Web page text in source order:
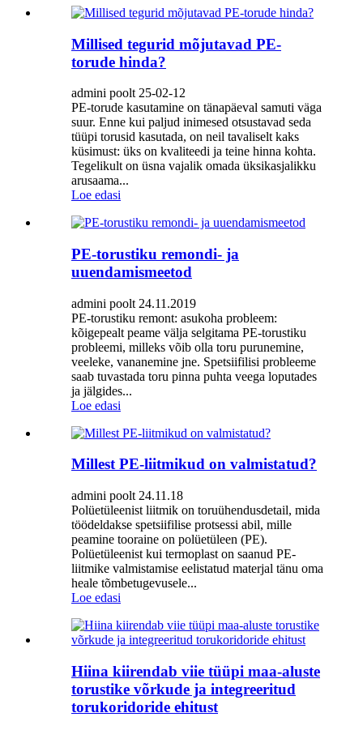
Millised tegurid mõjutavad PE-
torude hinda?
admini poolt 25-02-12
PE-torude kasutamine on tänapäeval samuti väga
suur. Enne kui paljud inimesed otsustavad seda
tüüpi torusid kasutada, on neil tavaliselt kaks
küsimust: üks on kvaliteedi ja teine ​​hinna kohta.
Tegelikult on üsna vajalik omada üksikasjalikku
arusaama...
Loe edasi
PE-torustiku remondi- ja
uuendamismeetod
admini poolt 24.11.2019
PE-torustiku remont: asukoha probleem:
kõigepealt peame välja selgitama PE-torustiku
probleemi, milleks võib olla toru purunemine,
veeleke, vananemine jne. Spetsiifilisi probleeme
saab tuvastada toru pinna puhta veega loputades
ja jälgides...
Loe edasi
Millest PE-liitmikud on valmistatud?
admini poolt 24.11.18
Polüetüleenist liitmik on toruühendusdetail, mida
töödeldakse spetsiifilise protsessi abil, mille
peamine tooraine on polüetüleen (PE).
Polüetüleenist kui termoplast on saanud PE-
liitmike valmistamise eelistatud materjal tänu oma
heale tõmbetugevusele...
Loe edasi
Hiina kiirendab viie tüüpi maa-aluste
torustike võrkude ja integreeritud
torukoridoride ehitust